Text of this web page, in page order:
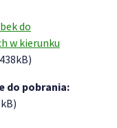
do
w kierunku
do pobrania: